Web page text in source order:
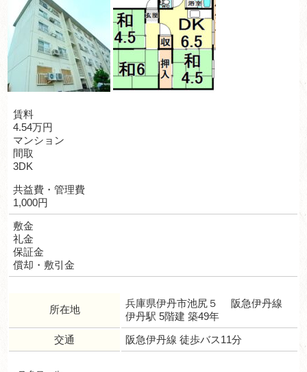
賃料
4.54万円
マンション
間取
3DK
共益費・管理費
1,000円
敷金
礼金
保証金
償却・敷引金
所在地
兵庫県伊丹市池尻５ 阪急伊丹線
伊丹駅 5階建 築49年
交通
阪急伊丹線 徒歩バス11分